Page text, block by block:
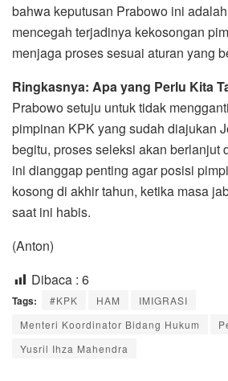
bahwa keputusan Prabowo ini
mencegah terjadinya kekosongan
menjaga proses sesuai aturan yang
Ringkasnya: Apa yang Perlu Kita
Prabowo setuju untuk tidak
pimpinan KPK yang sudah diajukan
begitu, proses seleksi akan berlanjut
ini dianggap penting agar posisi
kosong di akhir tahun, ketika masa
saat ini habis.
(Anton)
Dibaca : 6
Tags: #KPK HAM
IMIGRASI
Menteri Koordinator Bidang Hukum
Yusril Ihza Mahendra